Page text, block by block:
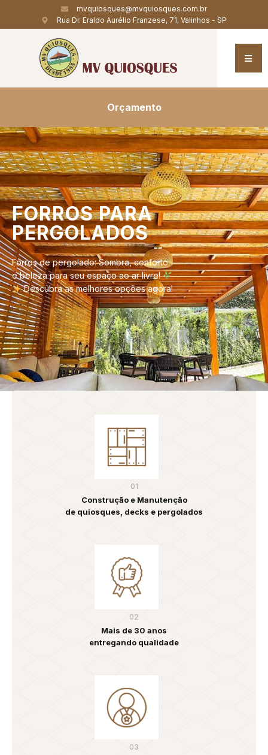
mvquiosques@mvquiosques.com.br
Rua Dr. Eraldo Aurélio Franzese, 71, Valinhos - SP
Orçamento
FORROSPARA
PERGOLADOS
Forros de pergolado: Sombra, conforto
e beleza para seu espaço ao ar livre!
Descubra as melhores opções agora!
01
Construção e Manutenção
de quiosques, decks e pergolados
02
Mais de 30 anos
entregando qualidade
03